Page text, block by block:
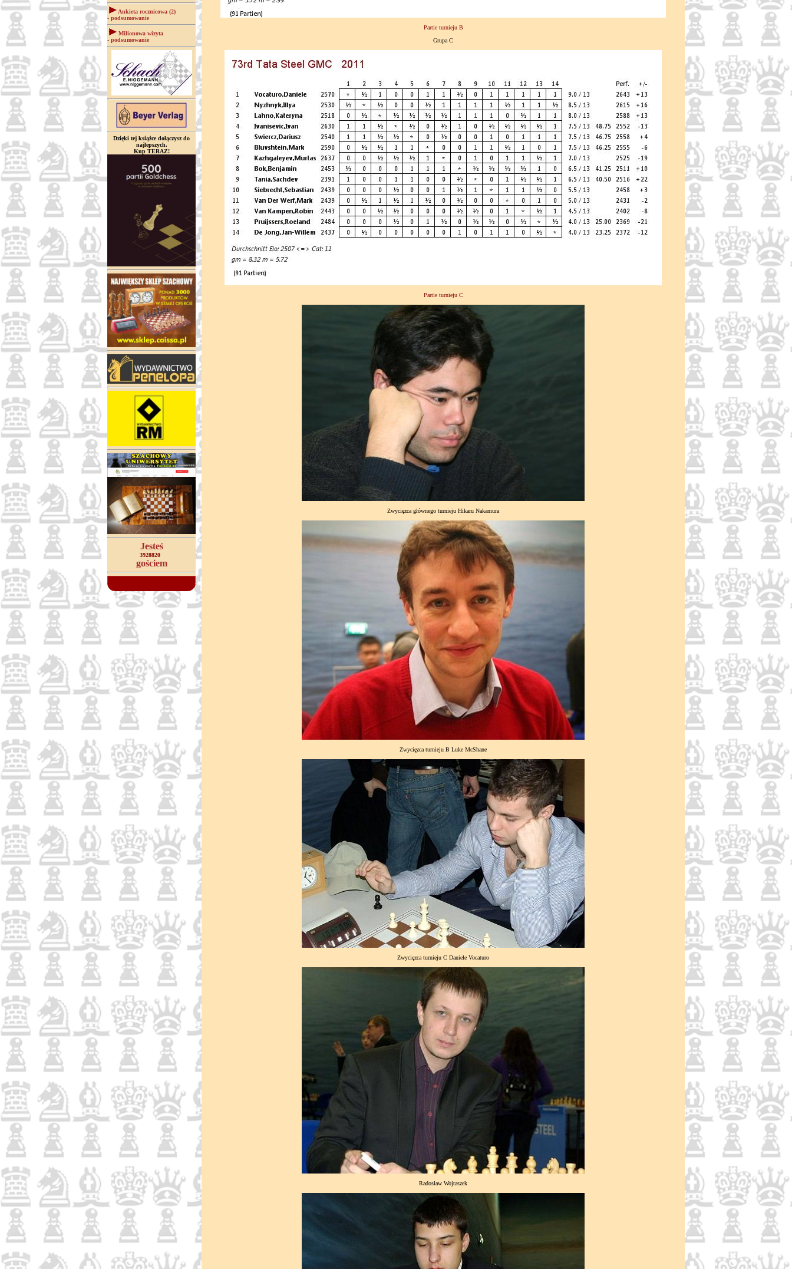
Ankieta rocznicowa (2)
- podsumowanie
Milionowa wizyta
- podsumowanie
Dzięki tej książce dołączysz do
najlepszych.
Kup TERAZ!
Jesteś
3928820
gościem
Partie turnieju B
Grupa C
Partie turnieju C
Zwycięzca głównego turnieju Hikaru Nakamura
Zwycięzca turnieju B Luke McShane
Zwycięzca turnieju C Daniele Vocaturo
Radosław Wojtaszek